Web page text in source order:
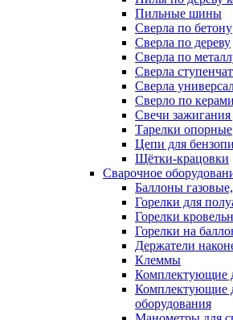
Пильные шины
Сверла по бетону
Сверла по дереву
Сверла по
Сверла
Сверла
Сверло по
Свечи зажигания
Тарелки опорные
Цепи для
Щётки-крацовки
Сварочное
Баллоны
Горелки для
Горелки
Горелки на
Держатели
Клеммы
Комплектующие
Комплектующие
оборудования